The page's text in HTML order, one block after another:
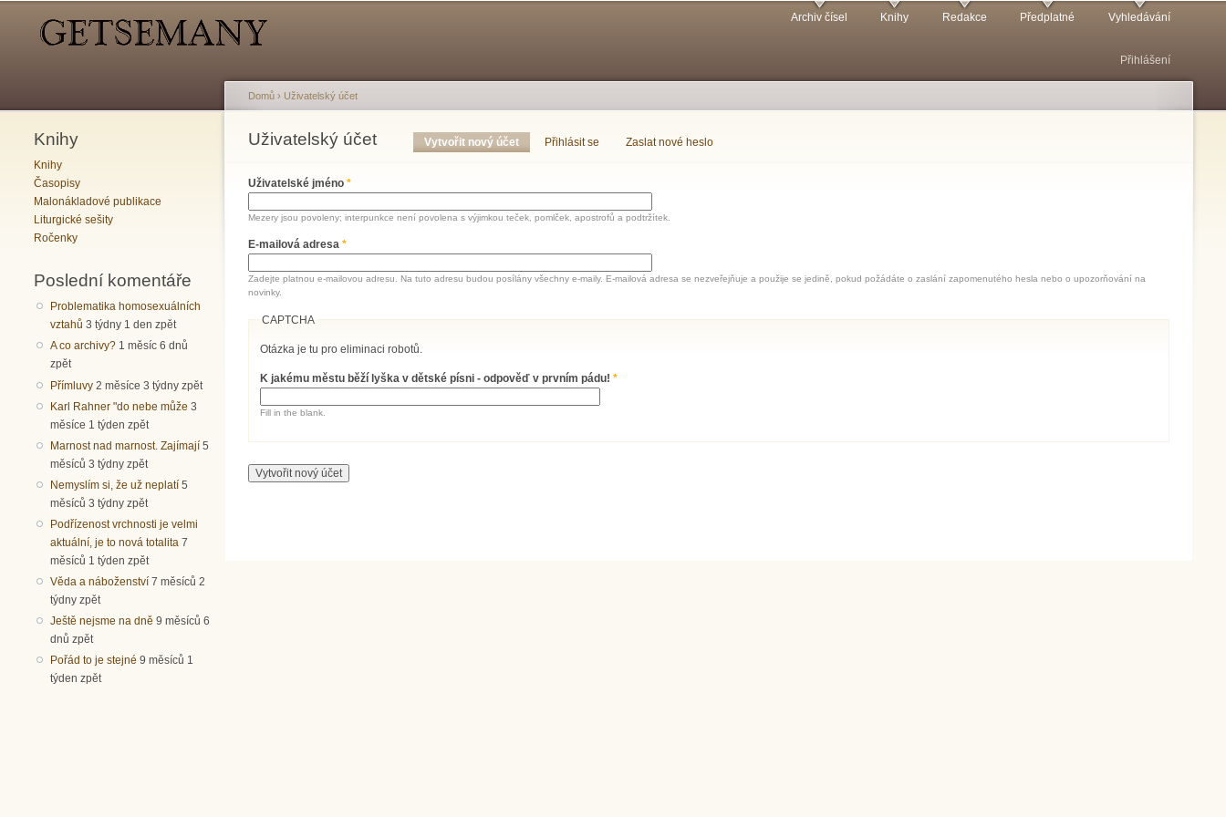
Archiv čísel Knihy Redakce Předplatné Vyhledávání
Přihlášení
Knihy
Knihy
Časopisy
Malonákladové publikace
Liturgické sešity
Ročenky
Poslední komentáře
Problematika homosexuálních
vztahů 3 týdny 1 den zpět
A co archivy? 1 měsíc 6 dnů
zpět
Přímluvy 2 měsíce 3 týdny zpět
Karl Rahner "do nebe může 3
měsíce 1 týden zpět
Marnost nad marnost. Zajímají 5
měsíců 3 týdny zpět
Nemyslím si, že už neplatí 5
měsíců 3 týdny zpět
Podřízenost vrchnosti je velmi
aktuální, je to nová totalita 7
měsíců 1 týden zpět
Věda a náboženství 7 měsíců 2
týdny zpět
Ještě nejsme na dně 9 měsíců 6
dnů zpět
Pořád to je stejné 9 měsíců 1
týden zpět
Jste zde
Domů › Uživatelský účet
Uživatelský účet
Hlavní záložky Vytvořit nový účet (aktivní záložka)
Přihlásit se Zaslat nové heslo
Uživatelské jméno *
Mezery jsou povoleny; interpunkce není povolena s výjimkou teček, pomlček, apostrofů a podtržítek.
E-mailová adresa *
Zadejte platnou e-mailovou adresu. Na tuto adresu budou posílány všechny e-maily. E-mailová adresa se nezveřejňuje a použije se jedině, pokud požádáte o zaslání zapomenutého hesla nebo o upozorňování na
novinky.
CAPTCHA
Otázka je tu pro eliminaci robotů.
K jakému městu běží lyška v dětské písni - odpověď v prvním pádu!*
Fill in the blank.